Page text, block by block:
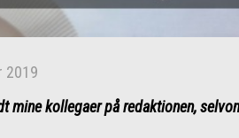
2019
kollegaer på redaktionen,